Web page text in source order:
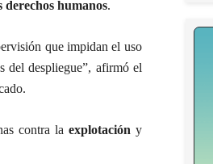
derechos humanos.
que impidan el uso
del despliegue”, afirmó el
contra la explotación y